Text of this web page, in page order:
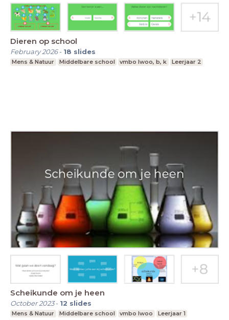
Dieren op school
February 2026- 18 slides
Mens & Natuur Middelbare school vmbo lwoo, b, k Leerjaar 2
Scheikunde om je heen
October 2023- 12 slides
Mens & Natuur Middelbare school vmbo lwoo Leerjaar 1